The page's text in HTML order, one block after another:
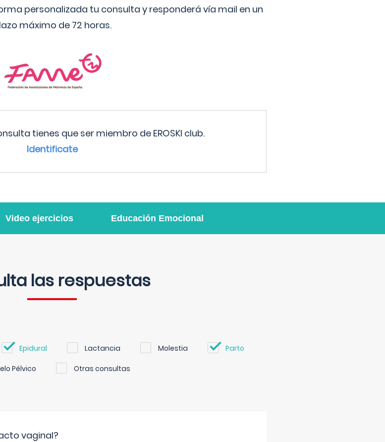
personalizada tu consulta y responderá vía mail en un
máximo de 72 horas.
tienes que ser miembro de EROSKI club.
Identificate
Video ejercicios Educación Emocional
las respuestas
Epidural Lactancia Molestia Parto
Pélvico Otras consultas
vaginal?